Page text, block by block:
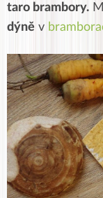
taro brambory.
dýně v